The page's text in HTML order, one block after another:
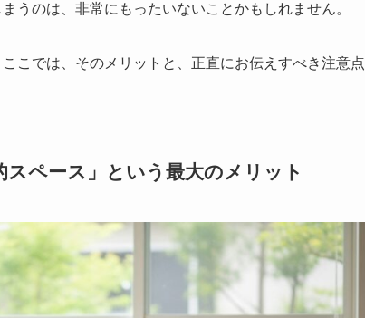
うのは、非常にもったいないことかもしれません。
こでは、そのメリットと、正直にお伝えすべき注意点
ペース」という最大のメリット